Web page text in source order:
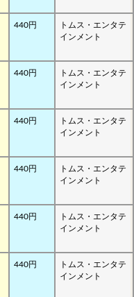
440円
トムス・エンタテ
インメント
440円
トムス・エンタテ
インメント
440円
トムス・エンタテ
インメント
440円
トムス・エンタテ
インメント
440円
トムス・エンタテ
インメント
440円
トムス・エンタテ
インメント